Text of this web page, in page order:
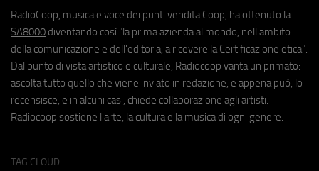
RadioCoop, musica e voce dei punti vendita Coop, ha ottenuto la
SA8000 diventando così "la prima azienda al mondo, nell'ambito
della comunicazione e dell'editoria, a ricevere la Certificazione etica".
Dal punto di vista artistico e culturale, Radiocoop vanta un primato:
ascolta tutto quello che viene inviato in redazione, e appena può, lo
recensisce, e in alcuni casi, chiede collaborazione agli artisti.
Radiocoop sostiene l'arte, la cultura e la musica di ogni genere.
TAG CLOUD